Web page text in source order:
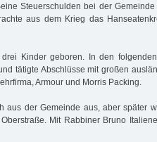
Steuerschulden bei der
aus dem Krieg das
Kinder geboren. In den
tätigte Abschlüsse mit großen
Armour und Morris Packing.
aus der Gemeinde aus, aber später
Mit Rabbiner Bruno